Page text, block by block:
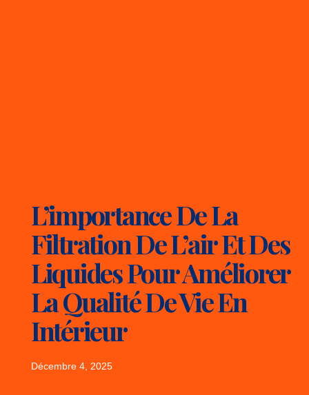
L’importance De La
Filtration De L’air Et Des
Liquides Pour Améliorer
La Qualité De Vie En
Intérieur
Décembre 4, 2025